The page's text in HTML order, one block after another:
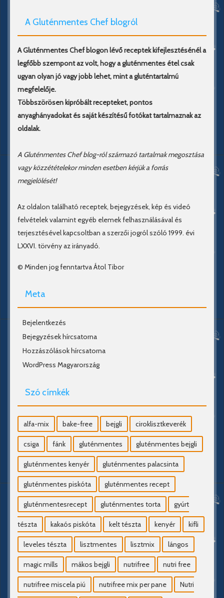
A Gluténmentes Chef blogról
A Gluténmentes Chef blogon lévő receptek kifejlesztésénél a
legfőbb szempont az volt, hogy a gluténmentes étel csak
ugyan olyan jó vagy jobb lehet, mint a gluténtartalmú
megfelelője.
Többszörösen kipróbált recepteket, pontos
anyaghányadokat és saját készítésű fotókat tartalmaznak az
oldalak.
A Gluténmentes Chef blog-ról származó tartalmak megosztása
vagy közzétételekor minden esetben kérjük a forrás
megjelölését!
Az oldalon található receptek, bejegyzések, kép és videó
felvételek valamint egyéb elemek felhasználásával és
terjesztésével kapcsoltban a szerzői jogról szóló 1999. évi
LXXVI. törvény az irányadó.
© Minden jog fenntartva Átol Tibor
Meta
Bejelentkezés
Bejegyzések hírcsatorna
Hozzászólások hírcsatorna
WordPress Magyarország
Szó címkék
alfa-mix bake-free bejgli ciroklisztkeverék
csiga fánk gluténmentes gluténmentes bejgli
gluténmentes kenyér gluténmentes palacsinta
gluténmentes piskóta gluténmentes recept
gluténmentesrecept gluténmentes torta gyúrt
tészta kakaós piskóta kelt tészta kenyér kifli
leveles tészta lisztmentes lisztmix lángos
magic mills mákos bejgli nutrifree nutri free
nutrifree miscela piú nutrifree mix per pane Nutri